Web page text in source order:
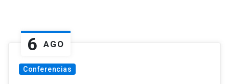
6 AGO
Conferencias